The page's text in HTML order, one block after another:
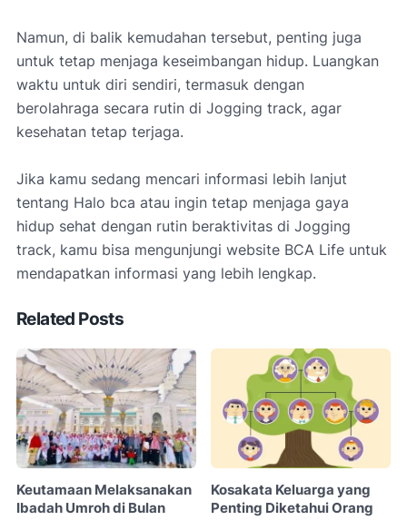
Namun, di balik kemudahan tersebut, penting juga
untuk tetap menjaga keseimbangan hidup. Luangkan
waktu untuk diri sendiri, termasuk dengan
berolahraga secara rutin di Jogging track, agar
kesehatan tetap terjaga.
Jika kamu sedang mencari informasi lebih lanjut
tentang Halo bca atau ingin tetap menjaga gaya
hidup sehat dengan rutin beraktivitas di Jogging
track, kamu bisa mengunjungi website BCA Life untuk
mendapatkan informasi yang lebih lengkap.
Related Posts
Keutamaan Melaksanakan
Ibadah Umroh di Bulan
Kosakata Keluarga yang
Penting Diketahui Orang